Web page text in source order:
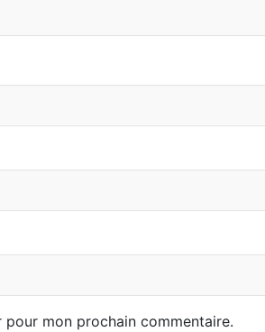
mon prochain commentaire.